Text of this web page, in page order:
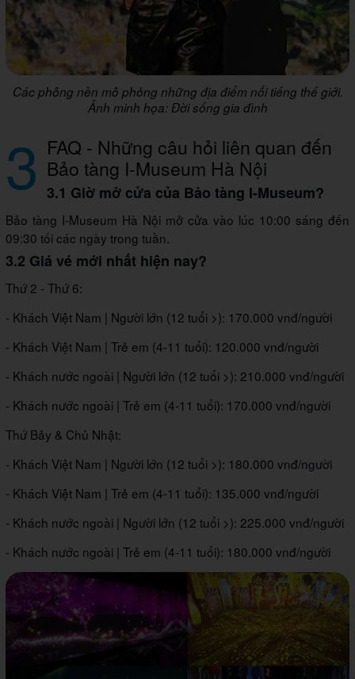
Các phông nền mô phỏng những địa điểm nổi tiếng thế giới.
Ảnh minh họa: Đời sống gia đình
3 FAQ - Những câu hỏi liên quan đến
Bảo tàng I-Museum Hà Nội
3.1 Giờ mở cửa của Bảo tàng I-Museum?
Bảo tàng I-Museum Hà Nội mở cửa vào lúc 10:00 sáng đến
09:30 tối các ngày trong tuần.
3.2 Giá vé mới nhất hiện nay?
Thứ 2 - Thứ 6:
- Khách Việt Nam | Người lớn (12 tuổi >): 170.000 vnđ/người
- Khách Việt Nam | Trẻ em (4-11 tuổi): 120.000 vnđ/người
- Khách nước ngoài | Người lớn (12 tuổi >): 210.000 vnđ/người
- Khách nước ngoài | Trẻ em (4-11 tuổi): 170.000 vnđ/người
Thứ Bảy & Chủ Nhật:
- Khách Việt Nam | Người lớn (12 tuổi >): 180.000 vnđ/người
- Khách Việt Nam | Trẻ em (4-11 tuổi): 135.000 vnđ/người
- Khách nước ngoài | Người lớn (12 tuổi >): 225.000 vnđ/người
- Khách nước ngoài | Trẻ em (4-11 tuổi): 180.000 vnđ/người